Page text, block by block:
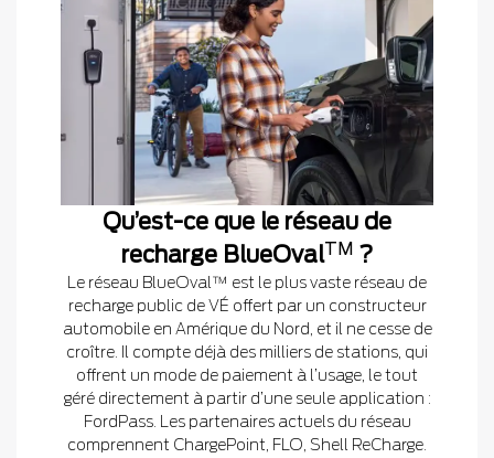
Qu’est-ce que le réseau de
recharge BlueOvalTM?
Le réseau BlueOval™ est le plus vaste réseau de
recharge public de VÉ offert par un constructeur
automobile en Amérique du Nord, et il ne cesse de
croître. Il compte déjà des milliers de stations, qui
offrent un mode de paiement à l’usage, le tout
géré directement à partir d’une seule application :
FordPass. Les partenaires actuels du réseau
comprennent ChargePoint, FLO, Shell ReCharge.